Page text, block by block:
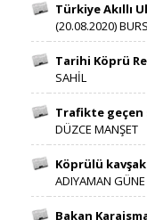
Türkiye Akıllı
(20.08.2020)
Tarihi Köprü
SAHİL
Trafikte geçen
DÜZCE MANŞET
Köprülü kavşak
ADIYAMAN
Bakan